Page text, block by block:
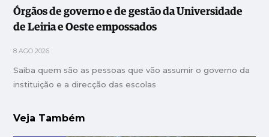
Órgãos de governo e de gestão da Universidade
de Leiria e Oeste empossados
8 AGO 2026
Saiba quem são as pessoas que vão assumir o governo da
instituição e a direcção das escolas
Veja Também